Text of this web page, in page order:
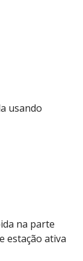
usando
na parte
estação ativa